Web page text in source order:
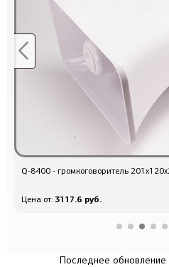
Q-8400 - громкоговоритель
Цена от: 3117.6 руб.
Последнее